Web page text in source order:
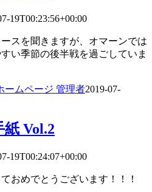
19T00:23:56+00:00
スを聞きますが、オマーンでは
い季節の後半戦を過ごしていま
ームページ 管理者2019-07-
Vol.2
19T00:24:07+00:00
おめでとうございます！！！